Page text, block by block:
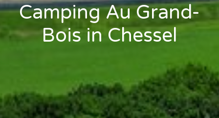
Camping Au Grand-
Bois in Chessel